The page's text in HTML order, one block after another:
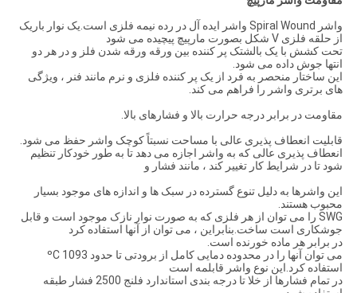
واشر Spiral Wound واشر ایده آل در رده نیمه فلزی است.یک نوار باریک
از حلقه فلزی V شکل بصورت مارپیچ پیچیده می شود
تحت کشش با یک بالشتک پر کننده بین ورقه ورقه شدن فلز و در هر دو
انتها جوش داده می شود.
این ساختار منحصر به فرد از یک پر کننده فلزی و نرم مانند فنر ، ویژگی
های برتری واشر را فراهم می کند.
مقاومت در برابر درجه حرارت بالا و فشارهای بالا.
قابلیت انعطاف پذیری عالی با مساحت نسبتاً کوچک واشر حفظ می شود.
انعطاف پذیری عالی که به واشر اجازه می دهد تا به طور خودکار تنظیم
شود تا در شرایط کار تغییر کند ، مانند فشار و
این واشرها به دلیل تنوع گسترده در سبک ها و اندازه های موجود بسیار
محبوب هستند.
SWG را می توان از هر فلزی که به صورت نوار نازک موجود است و قابل
جوشکاری است ساخت.بنابراین ، می توان از آنها استفاده کرد
در برابر هر ماده خورنده است.
می توان آنها را در محدوده دمایی کامل از برودتی تا حدود 1093 ºC
استفاده کرد.این نوع واشر قابلمه است
در تمام فشارها از خلا تا درجه بندی استاندارد فلنج 2500 فشار طبقه